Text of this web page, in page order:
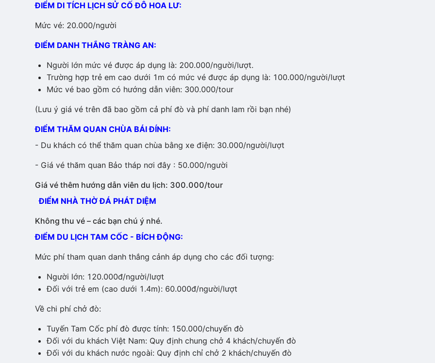
ĐIỂM DI TÍCH LỊCH SỬ CỐ ĐÔ HOA LƯ:
Mức vé: 20.000/người
ĐIỂM DANH THẮNG TRÀNG AN:
Người lớn mức vé được áp dụng là: 200.000/người/lượt.
Trường hợp trẻ em cao dưới 1m có mức vé được áp dụng là: 100.000/người/lượt
Mức vé bao gồm có hướng dẫn viên: 300.000/tour
(Lưu ý giá vé trên đã bao gồm cả phí đò và phí danh lam rồi bạn nhé)
ĐIỂM THĂM QUAN CHÙA BÁI ĐÍNH:
- Du khách có thể thăm quan chùa bằng xe điện: 30.000/người/lượt
- Giá vé thăm quan Bảo tháp nơi đây : 50.000/người
Giá vé thêm hướng dẫn viên du lịch: 300.000/tour
ĐIỂM NHÀ THỜ ĐÁ PHÁT DIỆM
Không thu vé – các bạn chú ý nhé.
ĐIỂM DU LỊCH TAM CỐC - BÍCH ĐỘNG:
Mức phí tham quan danh thắng cảnh áp dụng cho các đối tượng:
Người lớn: 120.000đ/người/lượt
Đối với trẻ em (cao dưới 1.4m): 60.000đ/người/lượt
Về chi phí chở đò:
Tuyến Tam Cốc phí đò được tính: 150.000/chuyến đò
Đối với du khách Việt Nam: Quy định chung chở 4 khách/chuyến đò
Đối với du khách nước ngoài: Quy định chỉ chở 2 khách/chuyến đò